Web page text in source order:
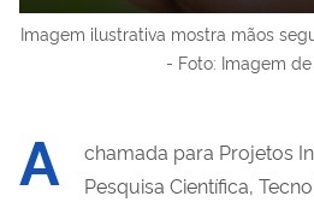
Imagem ilustrativa mostra mãos
- Foto: Imagem
A
chamada para Projetos
Pesquisa Científica,